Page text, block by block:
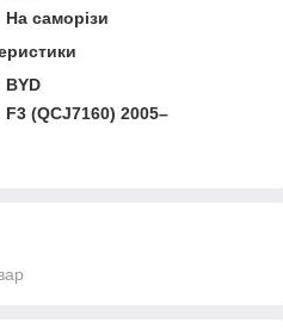
На саморізи
BYD
F3 (QCJ7160) 2005–